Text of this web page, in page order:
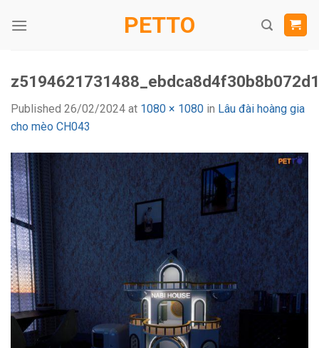
PETTO
Published 26/02/2024 at 1080 × 1080 in Lâu đài hoàng gia
cho mèo CH043